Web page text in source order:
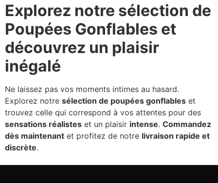
Explorez notre sélection de
Poupées Gonflables et
découvrez un plaisir
inégalé
Ne laissez pas vos moments intimes au hasard.
Explorez notre sélection de poupées gonflables et
trouvez celle qui correspond à vos attentes pour des
sensations réalistes et un plaisir intense. Commandez
dès maintenant et profitez de notre livraison rapide et
discrète.